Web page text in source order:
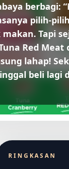
berbagi:
pilih-
Tapi
Red Meat
lahap!
beli lagi
RINGKASAN